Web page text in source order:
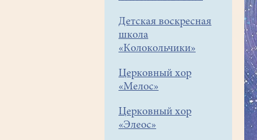
Детская воскресная
школа
«Колокольчики»
Церковный хор
«Мелос»
Церковный хор
«Элеос»